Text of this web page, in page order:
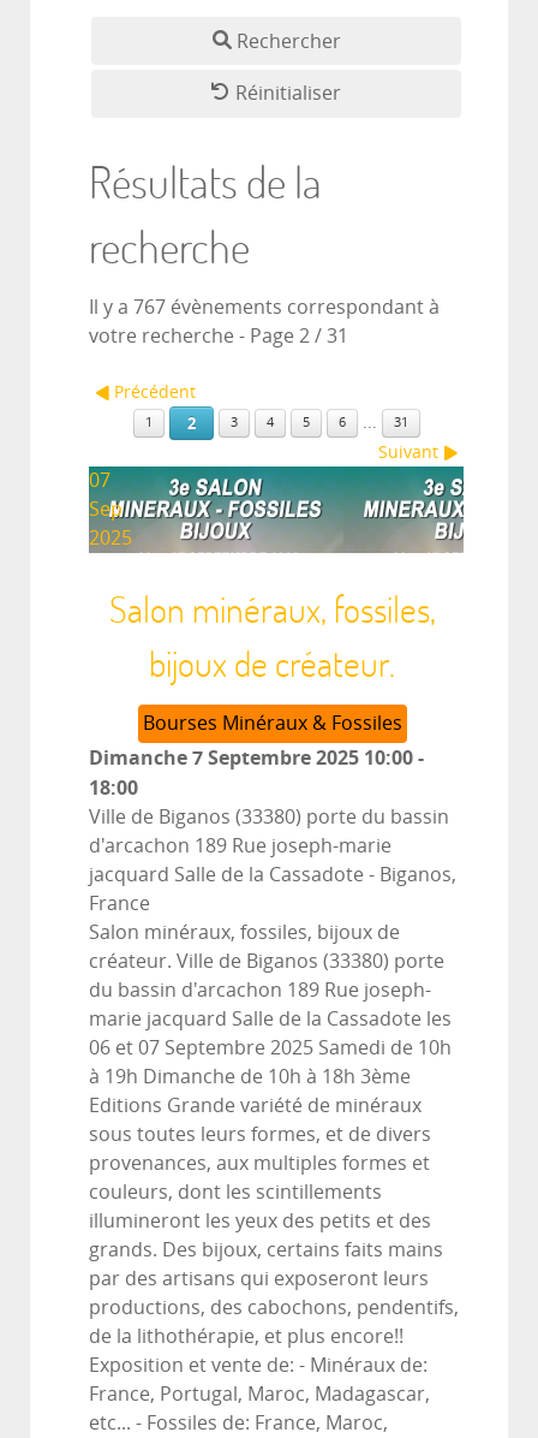
Rechercher
Réinitialiser
Résultats de la
recherche
Il y a 767 évènements correspondant à
votre recherche - Page 2 / 31
Précédent
1 2 3 4 5 6 ... 31
Suivant
07
Sep
2025
Salon minéraux, fossiles,
bijoux de créateur.
Bourses Minéraux & Fossiles
Dimanche 7 Septembre 2025 10:00-
18:00
Ville de Biganos (33380) porte du bassin
d'arcachon 189 Rue joseph-marie
jacquard Salle de la Cassadote - Biganos,
France
Salon minéraux, fossiles, bijoux de
créateur. Ville de Biganos (33380) porte
du bassin d'arcachon 189 Rue joseph-
marie jacquard Salle de la Cassadote les
06 et 07 Septembre 2025 Samedi de 10h
à 19h Dimanche de 10h à 18h 3ème
Editions Grande variété de minéraux
sous toutes leurs formes, et de divers
provenances, aux multiples formes et
couleurs, dont les scintillements
illumineront les yeux des petits et des
grands. Des bijoux, certains faits mains
par des artisans qui exposeront leurs
productions, des cabochons, pendentifs,
de la lithothérapie, et plus encore!!
Exposition et vente de: - Minéraux de:
France, Portugal, Maroc, Madagascar,
etc... - Fossiles de: France, Maroc,